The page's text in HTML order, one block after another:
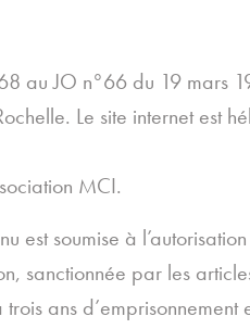
au JO n°66 du 19 mars
Le site internet est
MCI.
est soumise à
sanctionnée par les
ans